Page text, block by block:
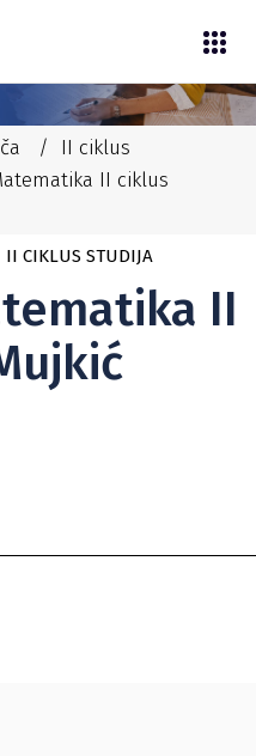
/ II ciklus
II ciklus
II CIKLUS STUDIJA
II